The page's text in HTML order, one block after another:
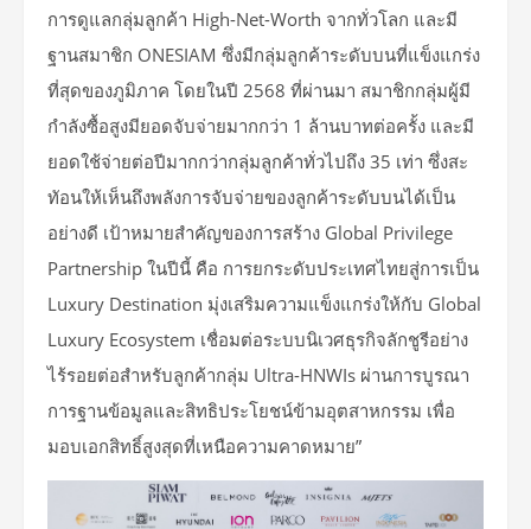
การดูแลกลุ่มลูกค้า High-Net-Worth จากทั่วโลก และมี
ฐานสมาชิก ONESIAM ซึ่งมีกลุ่มลูกค้าระดับบนที่แข็งแกร่ง
ที่สุดของภูมิภาค โดยในปี 2568 ที่ผ่านมา สมาชิกกลุ่มผู้มี
กำลังซื้อสูงมียอดจับจ่ายมากกว่า 1 ล้านบาทต่อครั้ง และมี
ยอดใช้จ่ายต่อปีมากกว่ากลุ่มลูกค้าทั่วไปถึง 35 เท่า ซึ่งสะ
ทัอนให้เห็นถึงพลังการจับจ่ายของลูกค้าระดับบนได้เป็น
อย่างดี เป้าหมายสำคัญของการสร้าง Global Privilege
Partnership ในปีนี้ คือ การยกระดับประเทศไทยสู่การเป็น
Luxury Destination มุ่งเสริมความแข็งแกร่งให้กับ Global
Luxury Ecosystem เชื่อมต่อระบบนิเวศธุรกิจลักชูรีอย่าง
ไร้รอยต่อสำหรับลูกค้ากลุ่ม Ultra-HNWIs ผ่านการบูรณา
การฐานข้อมูลและสิทธิประโยชน์ข้ามอุตสาหกรรม เพื่อ
มอบเอกสิทธิ์สูงสุดที่เหนือความคาดหมาย”